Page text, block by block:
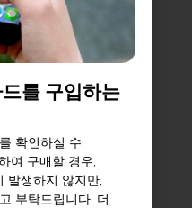
를 구입하는
확인하실 수
여 구매할 경우,
발생하지 않지만,
부탁드립니다. 더